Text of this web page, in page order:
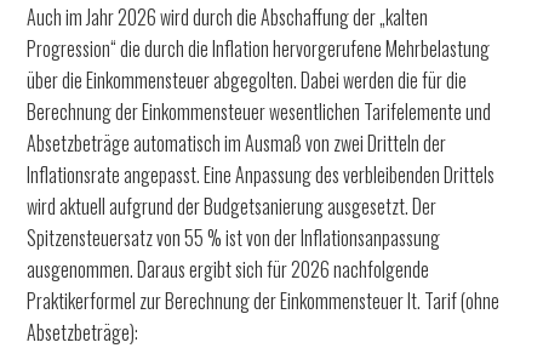
Auch im Jahr 2026 wird durch die Abschaffung der „kalten
Progression“ die durch die Inflation hervorgerufene Mehrbelastung
über die Einkommensteuer abgegolten. Dabei werden die für die
Berechnung der Einkommensteuer wesentlichen Tarifelemente und
Absetzbeträge automatisch im Ausmaß von zwei Dritteln der
Inflationsrate angepasst. Eine Anpassung des verbleibenden Drittels
wird aktuell aufgrund der Budgetsanierung ausgesetzt. Der
Spitzensteuersatz von 55 % ist von der Inflationsanpassung
ausgenommen. Daraus ergibt sich für 2026 nachfolgende
Praktikerformel zur Berechnung der Einkommensteuer lt. Tarif (ohne
Absetzbeträge):